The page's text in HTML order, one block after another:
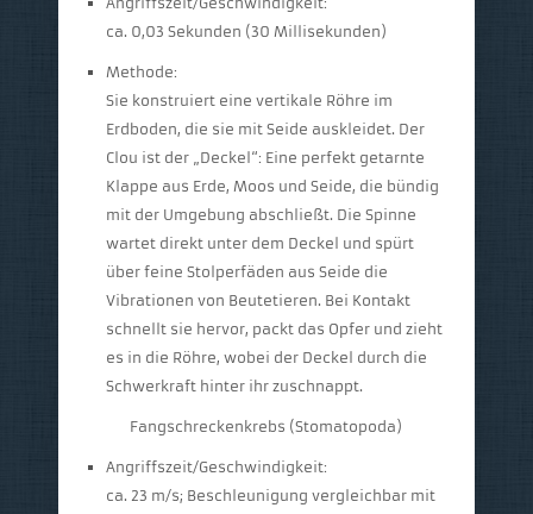
ca. 0,03 Sekunden (30 Millisekunden)
Methode:
Sie konstruiert eine vertikale Röhre im
Erdboden, die sie mit Seide auskleidet. Der
Clou ist der „Deckel“: Eine perfekt getarnte
Klappe aus Erde, Moos und Seide, die bündig
mit der Umgebung abschließt. Die Spinne
wartet direkt unter dem Deckel und spürt
über feine Stolperfäden aus Seide die
Vibrationen von Beutetieren. Bei Kontakt
schnellt sie hervor, packt das Opfer und zieht
es in die Röhre, wobei der Deckel durch die
Schwerkraft hinter ihr zuschnappt.
Fangschreckenkrebs (Stomatopoda)
Angriffszeit/Geschwindigkeit:
ca. 23 m/s; Beschleunigung vergleichbar mit